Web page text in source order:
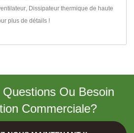
, Dissipateur thermique de haute
plus de détails !
Ou Besoin
Commerciale?